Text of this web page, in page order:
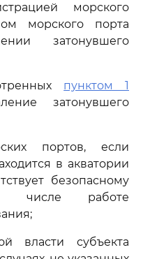
морского
морского порта
затонувшего
пунктом 1
затонувшего
портов, если
в акватории
безопасному
числе работе
власти субъекта